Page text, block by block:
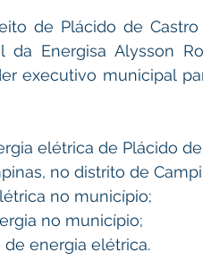
de Plácido de
da Energisa Alysson
executivo municipal
elétrica de Plácido de
no distrito de
no município;
no município;
de energia elétrica.